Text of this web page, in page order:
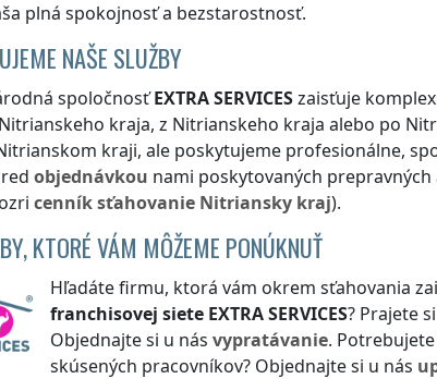
plná spokojnosť a bezstarostnosť.
NAŠE SLUŽBY
spoločnosťEXTRA SERVICESzaisťuje
kraja, z Nitrianskeho kraja alebo po
kraji, ale poskytujeme profesionálne,
objednávkou nami poskytovaných
cenníksťahovanie Nitriansky kraj).
KTORÉ VÁM MÔŽEME PONÚKNUŤ
Hľadáte firmu, ktorá vám okrem sťahovania
franchisovej siete EXTRA SERVICES? Prajete
Objednajte si u nás vypratávanie.
skúsených pracovníkov? Objednajte si u nás